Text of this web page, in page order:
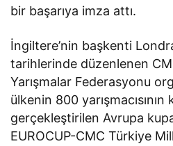
bir başarıya imza attı.
İngiltere’nin başkenti
tarihlerinde düzenlenen
Yarışmalar Federasyonu
ülkenin 800 yarışmacısının
gerçekleştirilen Avrupa
EUROCUP-CMC Türkiye